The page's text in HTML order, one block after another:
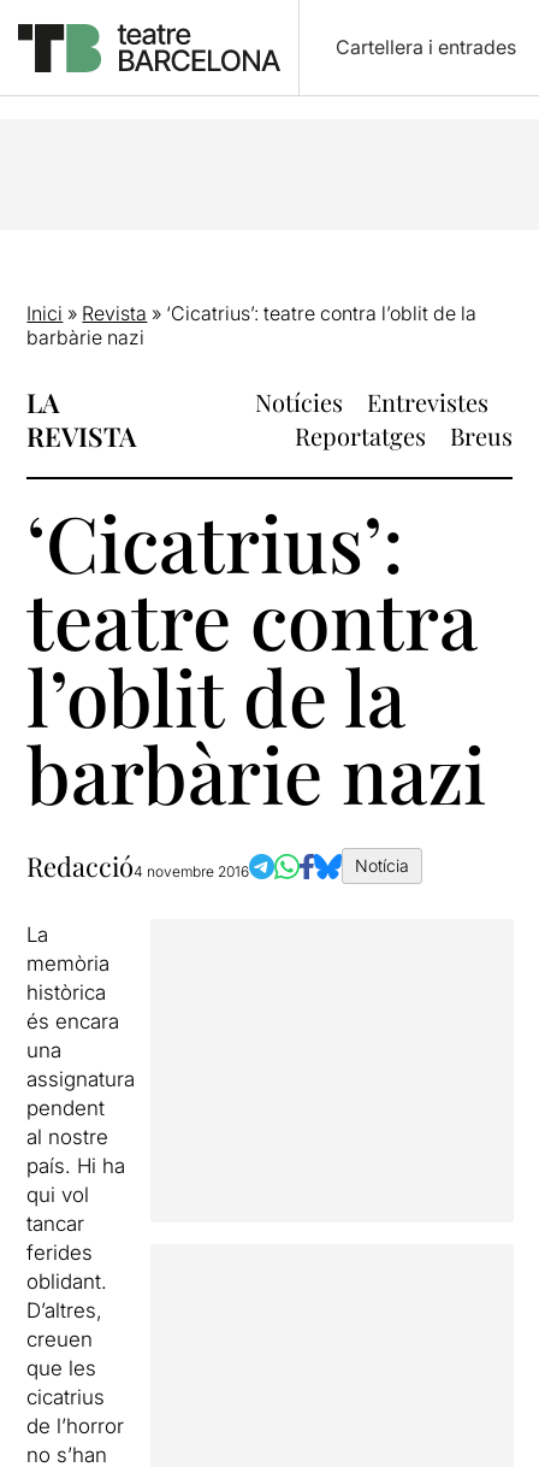
Cartellera i entrades
Inici » Revista » ‘Cicatrius’: teatre contra l’oblit de la
barbàrie nazi
LA
REVISTA
Notícies
Entrevistes
Reportatges
Breus
‘Cicatrius’:
teatre contra
l’oblit de la
barbàrie nazi
Redacció4 novembre 2016 Notícia
La
memòria
històrica
és encara
una
assignatura
pendent
al nostre
país. Hi ha
qui vol
tancar
ferides
oblidant.
D’altres,
creuen
que les
cicatrius
de l’horror
no s’han